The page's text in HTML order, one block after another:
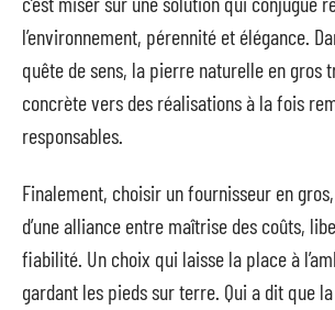
l’environnement, pérennité et élégance.
quête de sens, la pierre naturelle en gros
concrète vers des réalisations à la fois
responsables.
Finalement, choisir un fournisseur en
d’une alliance entre maîtrise des coûts,
fiabilité. Un choix qui laisse la place à
gardant les pieds sur terre. Qui a dit que